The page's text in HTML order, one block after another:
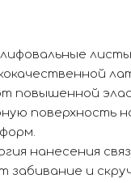
повышенной
поверхность
нанесения
забивание и